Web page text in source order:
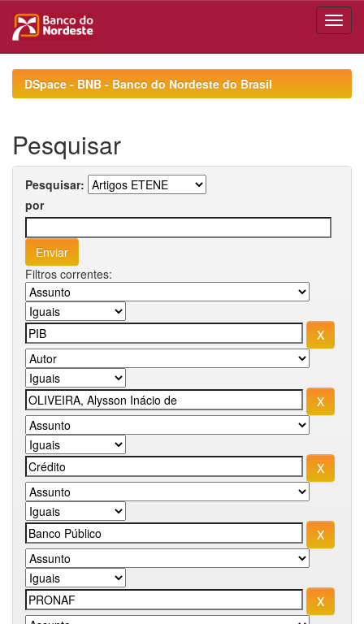
navigationDSpace - BNB - Banco do Nordeste do Brasil
Pesquisar
Pesquisar:
por
Filtros correntes: